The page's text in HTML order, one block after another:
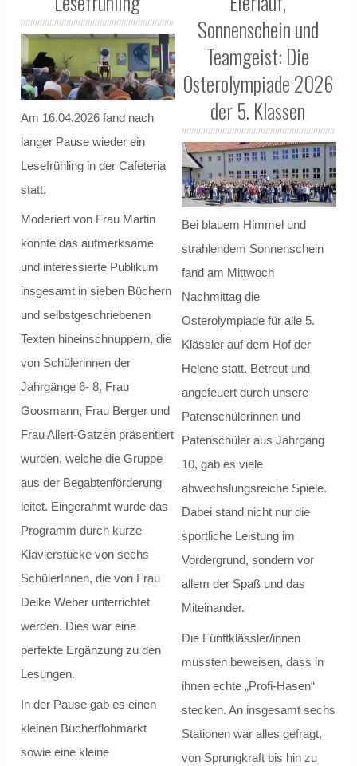
Klassenrat
Räumlichkeiten
Arbeitsgemeinschaften / Wahlunterricht
Model United Nations
Ski - AG
Theater
Schulmediator*innen-AG
Schulgarten-AG
Musik AGs
Kletter-AG
Cafeteria
Schulbibliothek
Projekte
Medienscouts
Internationale Partnerschaften
Frankreich - Pont-à-Mousson
Am 16.04.2026 fand nach
langer Pause wieder ein
Lesefrühling in der Cafeteria
statt.
Moderiert von Frau Martin
konnte das aufmerksame
und interessierte Publikum
insgesamt in sieben Büchern
und selbstgeschriebenen
Texten hineinschnuppern, die
von Schülerinnen der
Jahrgänge 6- 8, Frau
Goosmann, Frau Berger und
Frau Allert-Gatzen präsentiert
wurden, welche die Gruppe
aus der Begabtenförderung
leitet. Eingerahmt wurde das
Programm durch kurze
Klavierstücke von sechs
SchülerInnen, die von Frau
Deike Weber unterrichtet
werden. Dies war eine
perfekte Ergänzung zu den
Lesungen.
In der Pause gab es einen
kleinen Bücherflohmarkt
sowie eine kleine
Sonnenschein und
Teamgeist: Die
Osterolympiade 2026
der 5. Klassen
Bei blauem Himmel und
strahlendem Sonnenschein
fand am Mittwoch
Nachmittag die
Osterolympiade für alle 5.
Klässler auf dem Hof der
Helene statt. Betreut und
angefeuert durch unsere
Patenschülerinnen und
Patenschüler aus Jahrgang
10, gab es viele
abwechslungsreiche Spiele.
Dabei stand nicht nur die
sportliche Leistung im
Vordergrund, sondern vor
allem der Spaß und das
Miteinander.
Die Fünftklässler/innen
mussten beweisen, dass in
ihnen echte „Profi-Hasen“
stecken. An insgesamt sechs
Stationen war alles gefragt,
von Sprungkraft bis hin zu